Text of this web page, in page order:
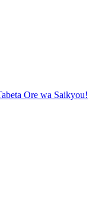
Ore wa Saikyou!